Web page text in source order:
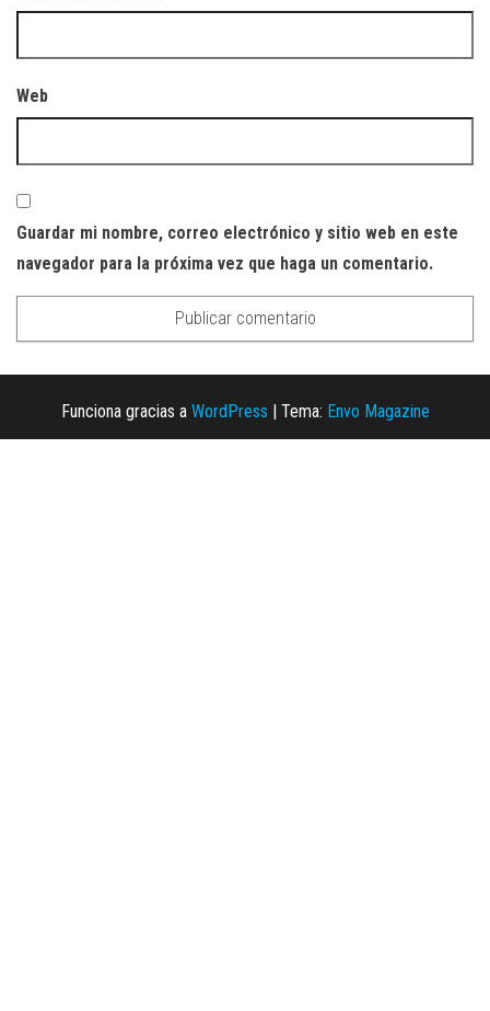
Web
Guardar mi nombre, correo electrónico y sitio web en este
navegador para la próxima vez que haga un comentario.
Funciona gracias a WordPress Tema: Envo Magazine